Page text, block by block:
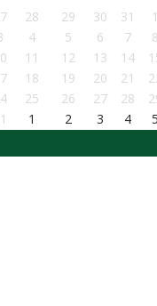
28 29 30 31 1
4 5 6 7 8
11 12 13 14
18 19 20 21
25 26 27 28
1 2 3 4 5